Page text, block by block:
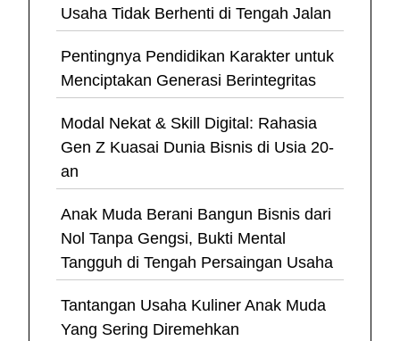
Usaha Tidak Berhenti di Tengah Jalan
Pentingnya Pendidikan Karakter untuk
Menciptakan Generasi Berintegritas
Modal Nekat & Skill Digital: Rahasia
Gen Z Kuasai Dunia Bisnis di Usia 20-
an
Anak Muda Berani Bangun Bisnis dari
Nol Tanpa Gengsi, Bukti Mental
Tangguh di Tengah Persaingan Usaha
Tantangan Usaha Kuliner Anak Muda
Yang Sering Diremehkan